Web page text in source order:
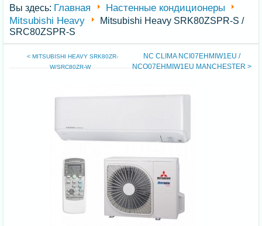
Вы здесь: Главная
Настенные кондиционеры
Mitsubishi Heavy
Mitsubishi Heavy SRK80ZSPR-S /
SRC80ZSPR-S
< MITSUBISHI HEAVY SRK80ZR-
W/SRC80ZR-W
NC CLIMA NCI07EHMIW1EU /
NCO07EHMIW1EU MANCHESTER >